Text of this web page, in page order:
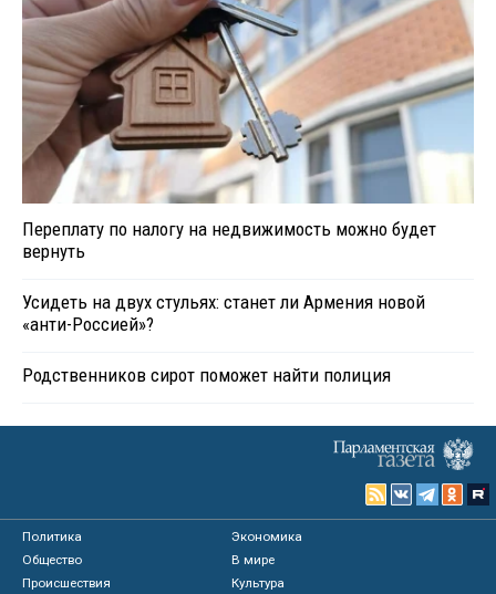
Переплату по налогу на недвижимость можно будет
вернуть
Усидеть на двух стульях: станет ли Армения новой
«анти-Россией»?
Родственников сирот поможет найти полиция
Политика
Экономика
Общество
В мире
Происшествия
Культура